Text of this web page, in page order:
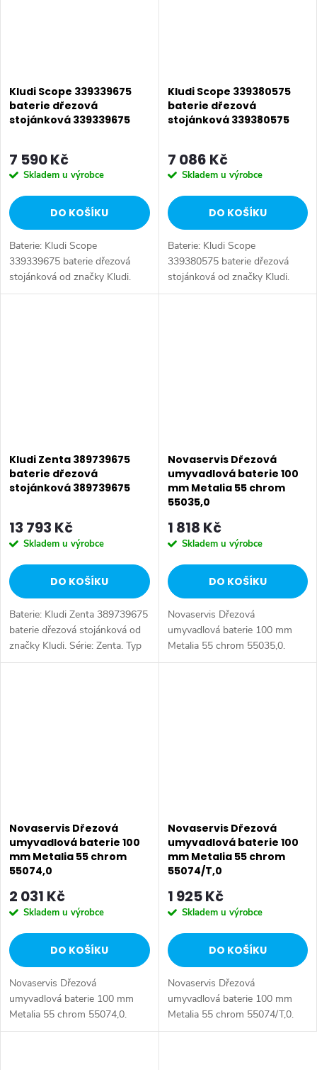
Kludi Scope 339339675
baterie dřezová
stojánková 339339675
7 590 Kč
Skladem u výrobce
DO KOŠÍKU
Baterie: Kludi Scope
339339675 baterie dřezová
stojánková od značky Kludi.
Série: Scope. Typ baterie:
Kludi Scope 339380575
baterie dřezová
stojánková 339380575
7 086 Kč
Skladem u výrobce
DO KOŠÍKU
Baterie: Kludi Scope
339380575 baterie dřezová
stojánková od značky Kludi.
Série: Scope. Typ baterie:
Kludi Zenta 389739675
baterie dřezová
stojánková 389739675
13 793 Kč
Skladem u výrobce
DO KOŠÍKU
Baterie: Kludi Zenta 389739675
baterie dřezová stojánková od
značky Kludi. Série: Zenta. Typ
baterie: Dřezová baterie,
Novaservis Dřezová
umyvadlová baterie 100
mm Metalia 55 chrom
55035,0
1 818 Kč
Skladem u výrobce
DO KOŠÍKU
Novaservis Dřezová
umyvadlová baterie 100 mm
Metalia 55 chrom 55035,0.
Kvalitní a odolná keramická
Novaservis Dřezová
umyvadlová baterie 100
mm Metalia 55 chrom
55074,0
2 031 Kč
Skladem u výrobce
DO KOŠÍKU
Novaservis Dřezová
umyvadlová baterie 100 mm
Metalia 55 chrom 55074,0.
Kvalitní a odolná keramická
Novaservis Dřezová
umyvadlová baterie 100
mm Metalia 55 chrom
55074/T,0
1 925 Kč
Skladem u výrobce
DO KOŠÍKU
Novaservis Dřezová
umyvadlová baterie 100 mm
Metalia 55 chrom 55074/T,0.
Kvalitní a odolná keramická